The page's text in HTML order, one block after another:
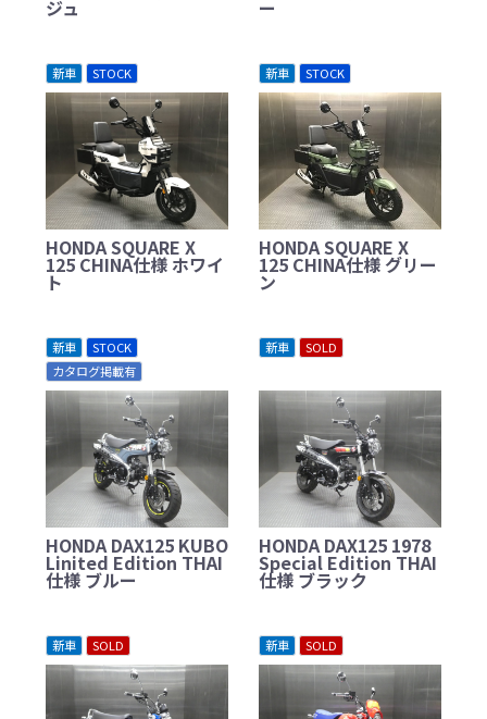
ジュ ー
新車 STOCK
HONDA SQUARE X
125 CHINA仕様 ホワイ
ト
新車 STOCK
HONDA SQUARE X
125 CHINA仕様 グリー
ン
新車
STOCK
カタログ掲載有
HONDA DAX125 KUBO
Linited Edition THAI
仕様 ブルー
新車 SOLD
HONDA DAX125 1978
Special Edition THAI
仕様 ブラック
新車 SOLD 新車 SOLD